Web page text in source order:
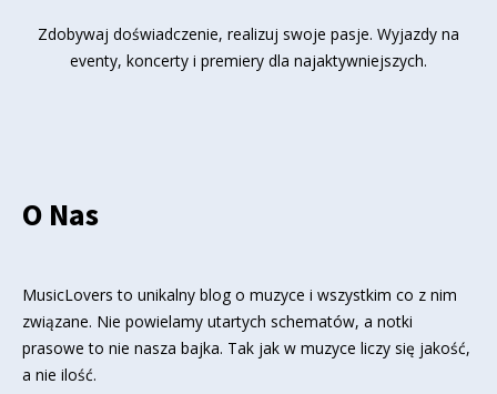
Zdobywaj doświadczenie, realizuj swoje pasje. Wyjazdy na
eventy, koncerty i premiery dla najaktywniejszych.
O Nas
MusicLovers to unikalny blog o muzyce i wszystkim co z nim
związane. Nie powielamy utartych schematów, a notki
prasowe to nie nasza bajka. Tak jak w muzyce liczy się jakość,
a nie ilość.